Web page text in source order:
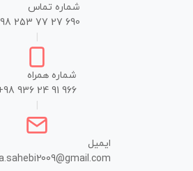
شماره تماس
253 77 27 690
شماره همراه
936 24 91 966
ایمیل